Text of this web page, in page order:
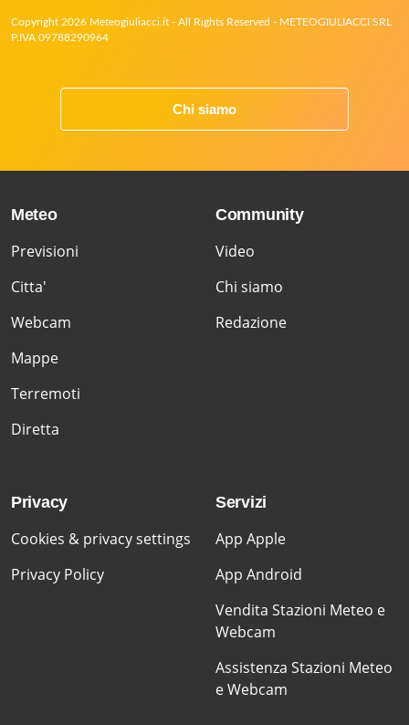
Copyright 2026 Meteogiuliacci.it - All Rights Reserved - METEOGIULIACCI SRL
P.IVA 09788290964
Chi siamo
Meteo
Previsioni
Citta'
Webcam
Mappe
Terremoti
Diretta
Community
Video
Chi siamo
Redazione
Privacy
Cookies & privacy settings
Privacy Policy
Servizi
App Apple
App Android
Vendita Stazioni Meteo e
Webcam
Assistenza Stazioni Meteo
e Webcam